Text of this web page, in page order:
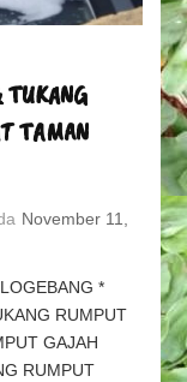
TUKANG
TAMAN
November 11,
*
RUMPUT
GAJAH
RUMPUT